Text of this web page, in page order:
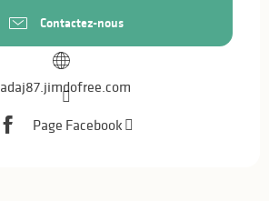
Contactez-nous
adaj87.jimdofree.com
Page Facebook